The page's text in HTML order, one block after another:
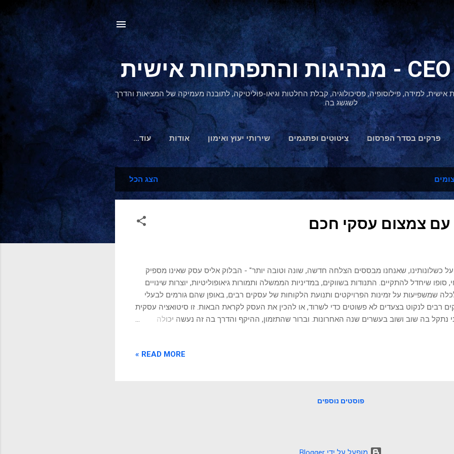
דילוג לתוכן הראשי
אישית, למידה, פילוסופיה, פסיכולוגיה, קבלת החלטות וגיאו-פוליטיקה, לתובנה מעמיקה של המציאות והדרך
לשגשג בה.
פרקים בסדר הפרסום ציטוטים ופתגמים שירותי יעוץ ואימון אודות ‏עוד…
הצהרת נגישות
הצג הכל
עם צמצום עסקי חכם
כשלונותינו, שאנחנו מבססים הצלחה חדשה, שונה וטובה יותר" - הבלוק אליס עסק שאינו מספיק
סופו שיחדל להתקיים. התנודות בשווקים, במדיניות הממשלה ותמורות גיאופוליטיות, יוצרות שינויים
שמשפיעות על זמינות הפרויקטים ותנועת הלקוחות של עסקים רבים, באופן שהם גורמים לבעלי
רבים לנקוט בצעדים לא פשוטים כדי לשרוד, או להכין את העסק לקראת הבאות. זו סיטואציה עסקית
נתקל בה שוב ושוב בעשרים שנה האחרונות. וברור שהתזמון, ההיקף והדרך בה זה נעשה יכולה
בהוצאות ומיקוד הפעילות באופן צר יותר כדי להפסיק את הדימום ולעבור ליציבות ורווחיות. צמצום
READ MORE »
פוסטים נוספים